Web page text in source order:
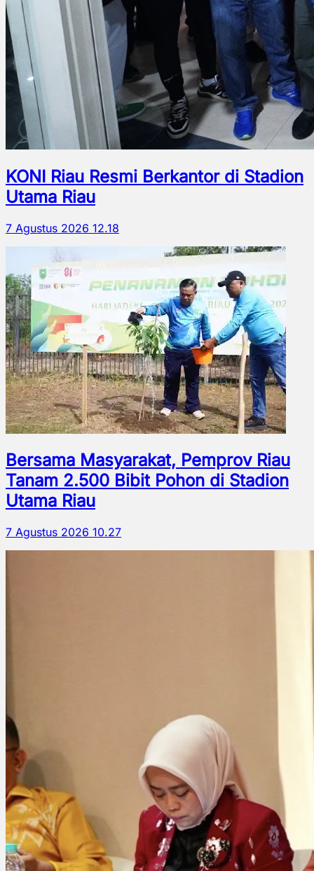
KONI Riau Resmi Berkantor di Stadion
Utama Riau
7 Agustus 2026 12.18
Bersama Masyarakat, Pemprov Riau
Tanam 2.500 Bibit Pohon di Stadion
Utama Riau
7 Agustus 2026 10.27